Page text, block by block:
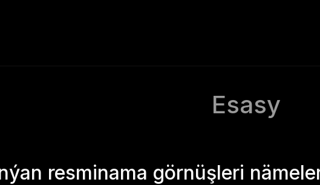
Esasy
resminama görnüşleri